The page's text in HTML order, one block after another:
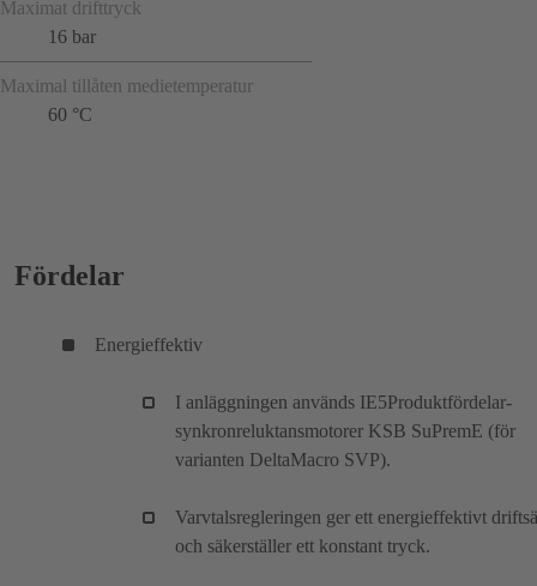
Maximat drifttryck
16 bar
Maximal tillåten medietemperatur
60 °C
Fördelar
Energieffektiv
I anläggningen används IE5Produktfördelar-
synkronreluktansmotorer KSB SuPremE (för
varianten DeltaMacro SVP).
Varvtalsregleringen ger ett energieffektivt
och säkerställer ett konstant tryck.